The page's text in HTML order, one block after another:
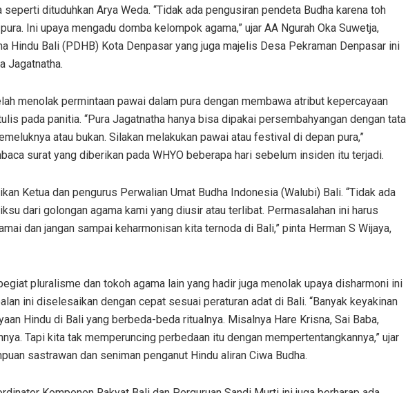
dituduhkan Arya Weda. “Tidak ada pengusiran pendeta Budha karena toh
Ini upaya mengadu domba kelompok agama,” ujar AA Ngurah Oka Suwetja,
Hindu Bali (PDHB) Kota Denpasar yang juga majelis Desa Pekraman Denpasar ini
Jagatnatha.
menolak permintaan pawai dalam pura dengan membawa atribut kepercayaan
pada panitia. “Pura Jagatnatha hanya bisa dipakai persembahyangan dengan tata
atau bukan. Silakan melakukan pawai atau festival di depan pura,”
surat yang diberikan pada WHYO beberapa hari sebelum insiden itu terjadi.
Ketua dan pengurus Perwalian Umat Budha Indonesia (Walubi) Bali. “Tidak ada
dari golongan agama kami yang diusir atau terlibat. Permasalahan ini harus
dan jangan sampai keharmonisan kita ternoda di Bali,” pinta Herman S Wijaya,
pluralisme dan tokoh agama lain yang hadir juga menolak upaya disharmoni ini
ini diselesaikan dengan cepat sesuai peraturan adat di Bali. “Banyak keyakinan
Hindu di Bali yang berbeda-beda ritualnya. Misalnya Hare Krisna, Sai Baba,
Tapi kita tak memperuncing perbedaan itu dengan mempertentangkannya,” ujar
sastrawan dan seniman penganut Hindu aliran Ciwa Budha.